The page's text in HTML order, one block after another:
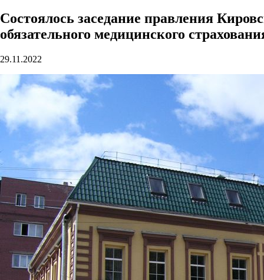
Состоялось заседание правления
обязательного медицинского
29.11.2022